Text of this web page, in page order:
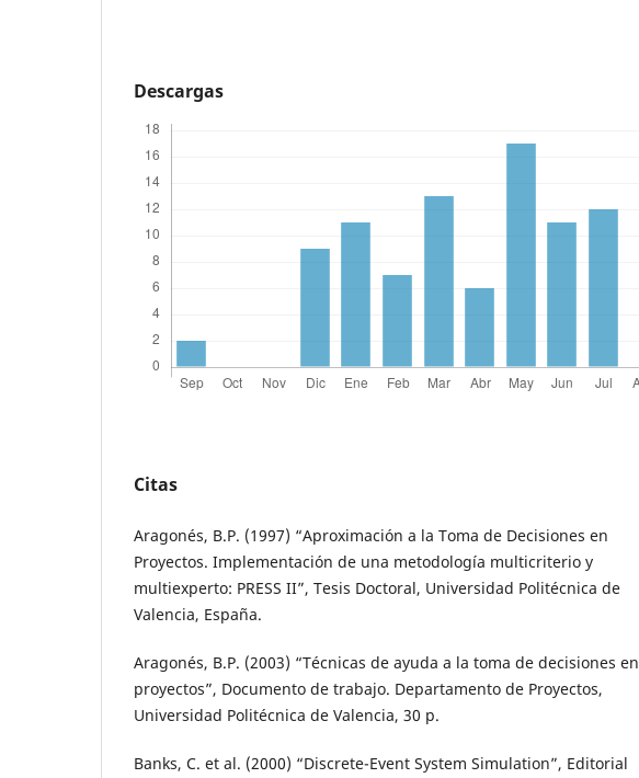
Descargas
Citas
Aragonés, B.P. (1997) “Aproximación a la Toma de Decisiones en
Proyectos. Implementación de una metodología multicriterio y
multiexperto: PRESS II”, Tesis Doctoral, Universidad Politécnica de
Valencia, España.
Aragonés, B.P. (2003) “Técnicas de ayuda a la toma de decisiones en
proyectos”, Documento de trabajo. Departamento de Proyectos,
Universidad Politécnica de Valencia, 30 p.
Banks, C. et al. (2000) “Discrete-Event System Simulation”, Editorial